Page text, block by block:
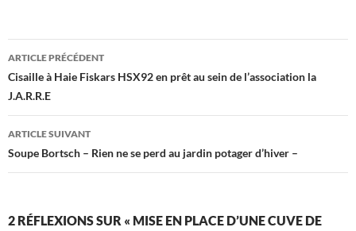
Navigation
des
articles
ARTICLE PRÉCÉDENT
Cisaille à Haie Fiskars HSX92 en prêt au sein de l’association la
J.A.R.R.E
ARTICLE SUIVANT
Soupe Bortsch – Rien ne se perd au jardin potager d’hiver –
2 RÉFLEXIONS SUR « MISE EN PLACE D’UNE CUVE DE